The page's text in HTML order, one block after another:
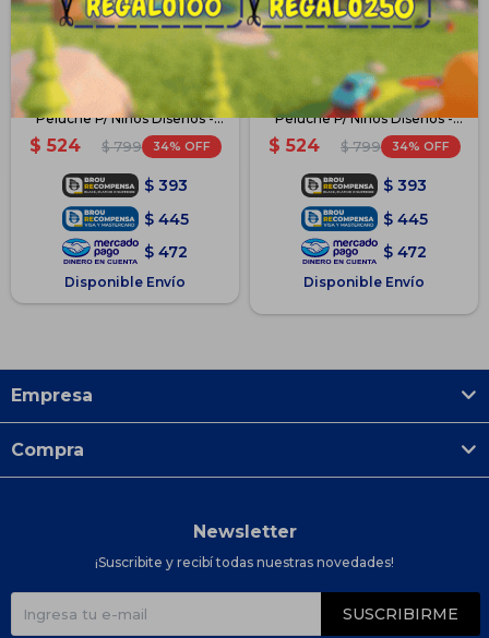
Buzo Polar Magico Canguro
Peluche P/ Niños Diseños -
Verde
$ 524 $ 799 34
$ 393
$ 445
$ 472
Disponible Envío
Buzo Polar Magico Canguro
Peluche P/ Niños Diseños -
Violeta
$ 524 $ 799 34
$ 393
$ 445
$ 472
Disponible Envío
Empresa
Compra
Newsletter
¡Suscribite y recibí todas nuestras novedades!
SUSCRIBIRME